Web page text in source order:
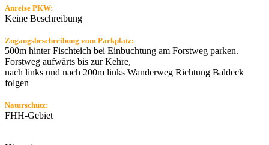
Anreise PKW:
Keine Beschreibung
Zugangsbeschreibung vom Parkplatz:
500m hinter Fischteich bei Einbuchtung am Forstweg parken.
Forstweg aufwärts bis zur Kehre,
nach links und nach 200m links Wanderweg Richtung Baldeck
folgen
Naturschutz:
FHH-Gebiet